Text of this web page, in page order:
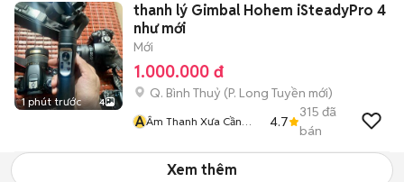
1 phút trước 4
thanh lý Gimbal Hohem iSteadyPro 4
như mới
Mới
1.000.000 đ
Q. Bình Thuỷ (P. Long Tuyền mới)
ÂÂm Thanh Xưa Cần
4.7
315 đã
bán
Xem thêm